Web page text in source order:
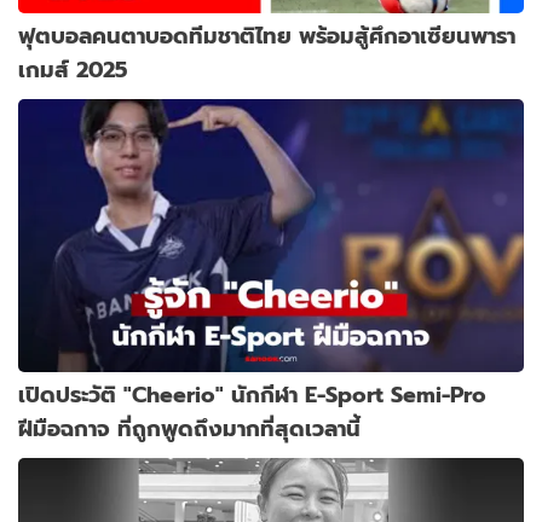
ฟุตบอลคนตาบอดทีมชาติไทย พร้อมสู้ศึกอาเซียนพารา
เกมส์ 2025
เปิดประวัติ "Cheerio" นักกีฬา E-Sport Semi-Pro
ฝีมือฉกาจ ที่ถูกพูดถึงมากที่สุดเวลานี้